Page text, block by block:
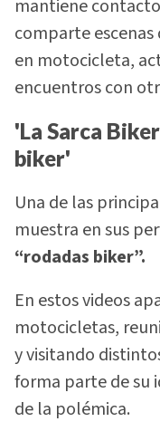
mantiene
comparte
en motocicleta,
encuentros con
'La Sarca
biker'
Una de las
muestra en sus
“rodadas biker”.
En estos videos
motocicletas,
y visitando
forma parte de su
de la polémica.